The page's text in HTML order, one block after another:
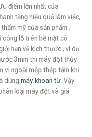
điểm lớn nhất của
tăng hiệu quả làm việc,
mỹ của sản phẩm .
lỗ trên bề mặt có
hạn về kích thước , ví dụ
3mm thì máy đột thủy
vi ngoài mép thép tấm khi
dùng máy khoan từ . Vậy
loại máy đột và giá